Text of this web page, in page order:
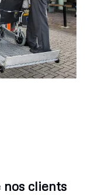
nos clients